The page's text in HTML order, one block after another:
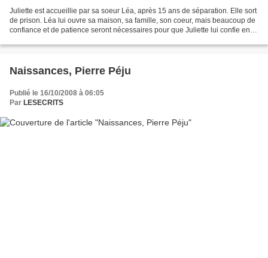
Juliette est accueillie par sa soeur Léa, après 15 ans de séparation. Elle sort
de prison. Léa lui ouvre sa maison, sa famille, son coeur, mais beaucoup de
confiance et de patience seront nécessaires pour que Juliette lui confie enfin
Naissances, Pierre Péju
Publié le 16/10/2008 à 06:05
Par LESECRITS